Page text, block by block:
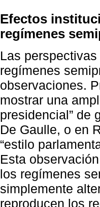
Efectos
regímenes
Las
regímenes
observaciones.
mostrar una
presidencial” de
De Gaulle, o en
“estilo
Esta
los regímenes
simplemente
reproducen los